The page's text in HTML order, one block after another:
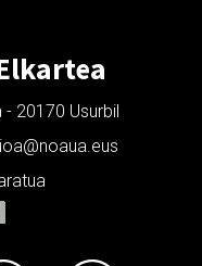
20170 Usurbil